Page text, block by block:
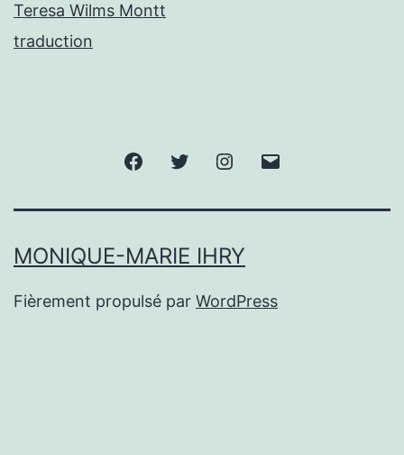
Teresa Wilms Montt
traduction
FacebookTwitter Instagram
MONIQUE-MARIE IHRY
Fièrement propulsé par WordPress